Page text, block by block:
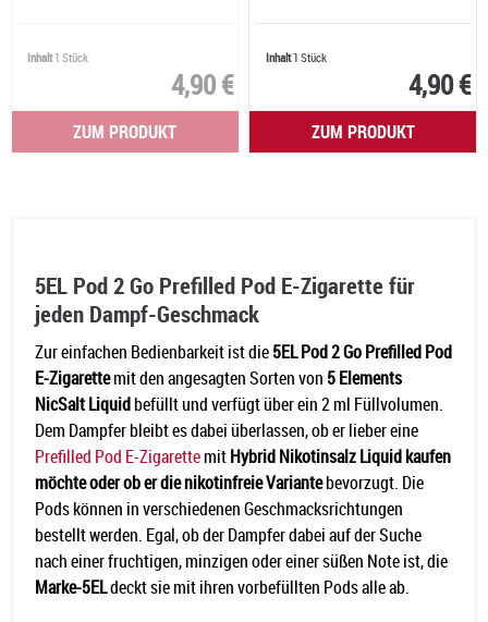
Inhalt1 Stück
4,90 €
ZUM PRODUKT
Inhalt1 Stück
4,90 €
ZUM PRODUKT
5EL Pod 2 Go Prefilled Pod E-Zigarette für
jeden Dampf-Geschmack
Zur einfachen Bedienbarkeit ist die5EL Pod 2 Go Prefilled Pod
E-Zigarettemit den angesagten Sorten von 5 Elements
NicSalt Liquidbefüllt und verfügt über ein 2 ml Füllvolumen.
Dem Dampfer bleibt es dabei überlassen, ob er lieber eine
Prefilled Pod E-ZigarettemitHybrid Nikotinsalz Liquid kaufen
möchte oder ob er die nikotinfreie Variantebevorzugt. Die
Pods können in verschiedenen Geschmacksrichtungen
bestellt werden. Egal, ob der Dampfer dabei auf der Suche
nach einer fruchtigen, minzigen oder einer süßen Note ist, die
Marke-5ELdeckt sie mit ihren vorbefüllten Pods alle ab.